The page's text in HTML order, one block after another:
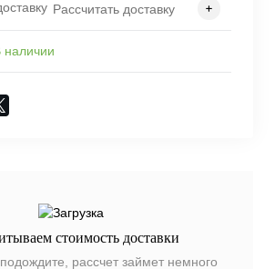
Рассчитать доставку
наличии
стоимость доставки
рассчет займет немного